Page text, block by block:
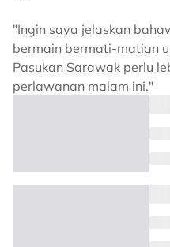
"Ingin saya jelaskan
bermain bermati-matian
Pasukan Sarawak perlu
perlawanan malam ini."